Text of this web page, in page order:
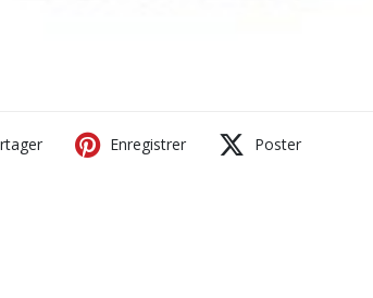
Enregistrer Poster